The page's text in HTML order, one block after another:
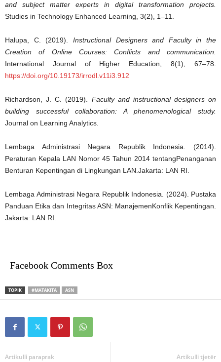
and subject matter experts in digital transformation projects.
Studies in Technology Enhanced Learning, 3(2), 1–11.
Halupa, C. (2019). Instructional Designers and Faculty in the
Creation of Online Courses: Conflicts and communication.
International Journal of Higher Education, 8(1), 67–78.
https://doi.org/10.19173/irrodl.v11i3.912
Richardson, J. C. (2019). Faculty and instructional designers on
building successful collaboration: A phenomenological study.
Journal on Learning Analytics.
Lembaga Administrasi Negara Republik Indonesia. (2014).
Peraturan Kepala LAN Nomor 45 Tahun 2014 tentangPenanganan
Benturan Kepentingan di Lingkungan LAN.Jakarta: LAN RI.
Lembaga Administrasi Negara Republik Indonesia. (2024). Pustaka
Panduan Etika dan Integritas ASN: ManajemenKonflik Kepentingan.
Jakarta: LAN RI.
Facebook Comments Box
TOPIK #MATAKITA ASN
Artikulli paraprak Artikulli tjetër